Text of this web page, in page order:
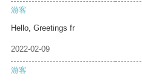
游客
Hello, Greetings fr
2022-02-09
游客